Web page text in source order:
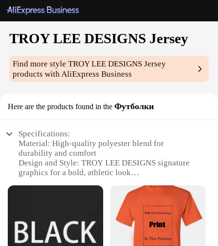
TROY LEE DESIGNS Jersey
Find more styleTROY LEE DESIGNS Jersey
products with AliExpress Business
Here are the products found in the Футболки
Specifications:
Material: High-quality polyester blend for
durability and comfort
Design and Style: TROY LEE DESIGNS signature
graphics for a bold, athletic look
and other extreme sports
Performance and Property: Moisture-wicking fabric
Parts and Accessories: Available as a set or
individually, with matching pants
Applicable People: Designed for men and women